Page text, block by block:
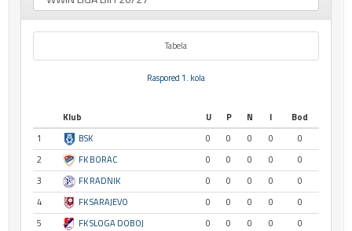
Tabela
Raspored 1. kola
Klub U P N I
Bod
1
BSK 0 0 0 0
0
2
FK BORAC 0 0 0 0
0
3
FK RADNIK 0 0 0 0
0
4
FK SARAJEVO 0 0 0 0
0
5
FK SLOGA DOBOJ 0 0 0 0
0